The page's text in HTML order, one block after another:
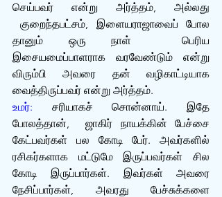
செய்பவர் என்று அர்த்தம், அல்லது
குறைந்தபட்சம், இளையராஜாவைப் போல
தானும் ஒரு நாள்  பெரிய
இசையமைப்பாளராக வரவேண்டும் என்று
விரும்பி அவரை தன் வழிகாட்டியாக
வைத்திருப்பவர் என்று அர்த்தம்.
உமர்: சரியாகச் சொன்னாய். இதே
போலத்தான்,  ஜாகிர் நாயக்கின் பேச்சை
கேட்பவர்கள் பல கோடி பேர். அவர்களில்
ரசிகர்களாக மட்டுமே இருப்பவர்கள் சில
கோடி இருப்பார்கள். இவர்கள் அவரை
நேசிப்பார்கள், அவரது பேச்சுக்களை